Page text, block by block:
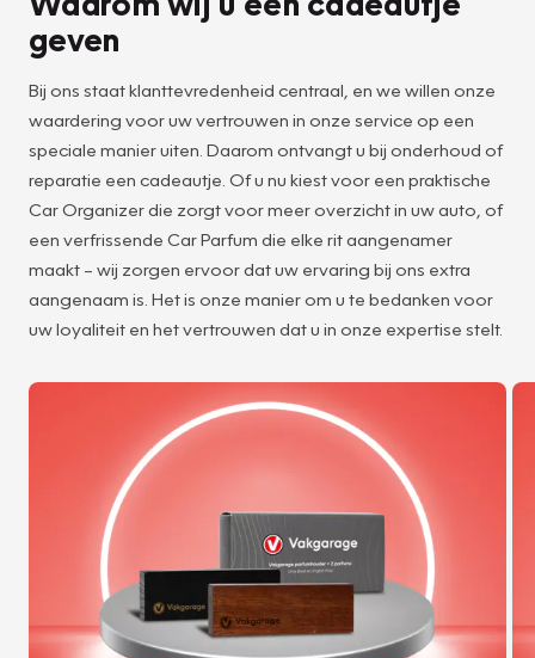
geven
Bij ons staat klanttevredenheid centraal, en we willen onze
waardering voor uw vertrouwen in onze service op een
speciale manier uiten. Daarom ontvangt u bij onderhoud of
reparatie een cadeautje. Of u nu kiest voor een praktische
Car Organizer die zorgt voor meer overzicht in uw auto, of
een verfrissende Car Parfum die elke rit aangenamer
maakt – wij zorgen ervoor dat uw ervaring bij ons extra
aangenaam is. Het is onze manier om u te bedanken voor
uw loyaliteit en het vertrouwen dat u in onze expertise stelt.